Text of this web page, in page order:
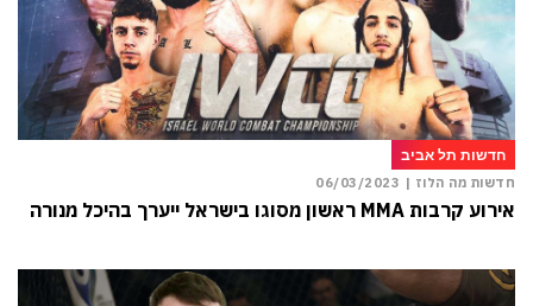
חדשות תל אביב
חדשות מה הלוז | 06/03/2023
אירוע קרבות MMA ראשון מסוגו בישראל ייערך בהיכל מנורה